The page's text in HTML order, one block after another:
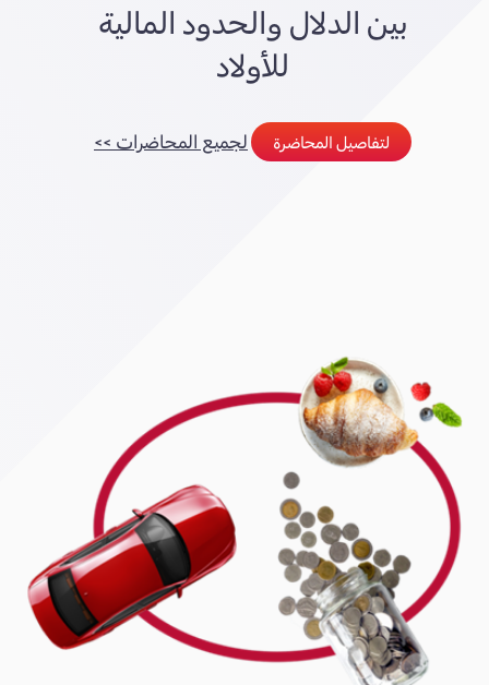
بين الدلال والحدود المالية
للأولاد
لتفاصيل المحاضرة لجميع المحاضرات >>